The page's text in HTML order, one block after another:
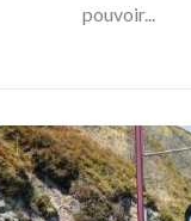
pouvoir...